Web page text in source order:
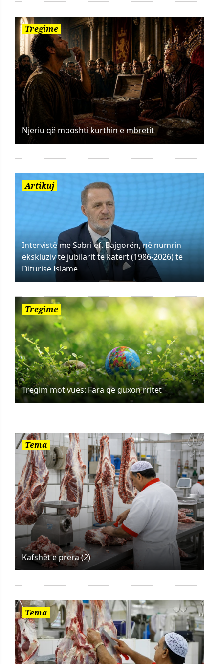
Tregime
Njeriu që mposhti kurthin e mbretit
Artikuj
Intervistë me Sabri ef. Bajgorën, në numrin
ekskluziv të jubilarit të katërt (1986-2026) të
Diturisë Islame
Tregime
Tregim motivues: Fara që guxon rritet
Tema
Kafshët e prera (2)
Tema